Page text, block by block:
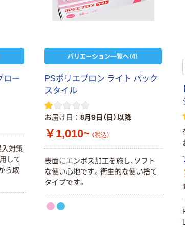
ロー
対策
して
ら取
バリエーション一覧へ（4）
PSポリエプロン ライト パック
スタイル
お届け日 8月9日（日）以降
￥1,010~ （税込）
表面にエンボス加工を施し、ソフト
な使い心地です。衛生的な使い捨て
タイプです。